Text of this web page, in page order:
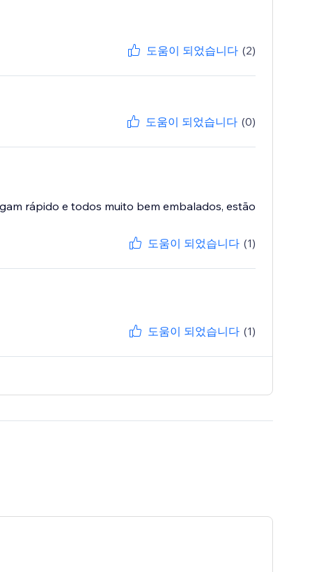
도움이 되었습니다 (2)
도움이 되었습니다 (0)
rápido e todos muito bem embalados, estão
도움이 되었습니다 (1)
도움이 되었습니다 (1)